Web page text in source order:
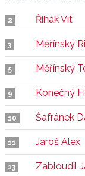
2 Řihák Vít
3 Měřínský
5 Měřínský
9 Konečný
10 Šafránek
11 Jaroš Alex
13 Zabloudil